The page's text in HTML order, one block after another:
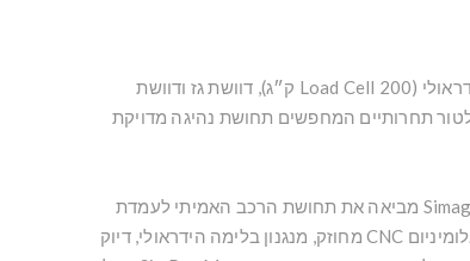
סט דוושות פרימיום הכולל בלם הידראולי (Load Cell 200 ק״ג), דוושת גז ודוושת
תחרותיים המחפשים תחושת נהיגה מדויקת
מערכת הדוושות Simagic P2000-200R מביאה את תחושת הרכב האמיתי לעמדת
הסימולטור שלך. המבנה מבוסס אלומיניום CNC מחוזק, מנגנון בלימה הידראולי, דיוק